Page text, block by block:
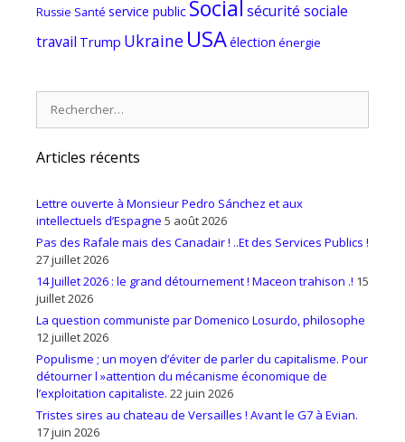
Russie Santé service public Social sécurité sociale
travail Trump Ukraine USAélection énergie
Articles récents
Lettre ouverte à Monsieur Pedro Sánchez et aux
intellectuels d’Espagne 5 août 2026
Pas des Rafale mais des Canadair ! ..Et des Services Publics !
27 juillet 2026
14 Juillet 2026 : le grand détournement ! Maceon trahison .! 15
juillet 2026
La question communiste par Domenico Losurdo, philosophe
12 juillet 2026
Populisme ; un moyen d’éviter de parler du capitalisme. Pour
détourner l »attention du mécanisme économique de
l’exploitation capitaliste. 22 juin 2026
Tristes sires au chateau de Versailles ! Avant le G7 à Evian.
17 juin 2026